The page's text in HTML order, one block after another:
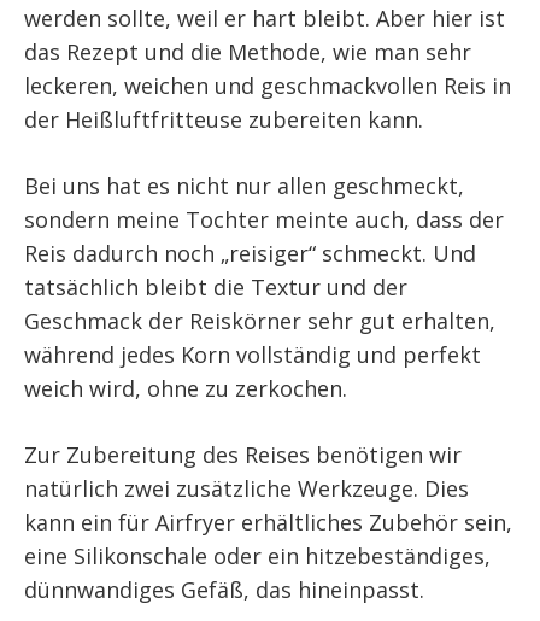
werden sollte, weil er hart bleibt. Aber hier ist
das Rezept und die Methode, wie man sehr
leckeren, weichen und geschmackvollen Reis in
der Heißluftfritteuse zubereiten kann.
Bei uns hat es nicht nur allen geschmeckt,
sondern meine Tochter meinte auch, dass der
Reis dadurch noch „reisiger“ schmeckt. Und
tatsächlich bleibt die Textur und der
Geschmack der Reiskörner sehr gut erhalten,
während jedes Korn vollständig und perfekt
weich wird, ohne zu zerkochen.
Zur Zubereitung des Reises benötigen wir
natürlich zwei zusätzliche Werkzeuge. Dies
kann ein für Airfryer erhältliches Zubehör sein,
eine Silikonschale oder ein hitzebeständiges,
dünnwandiges Gefäß, das hineinpasst.